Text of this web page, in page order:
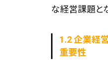
な経営課題と
1.2 企業経
重要性